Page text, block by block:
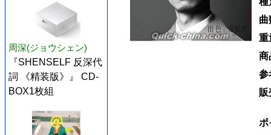
周深(ジョウシェン)
『SHENSELF 反深代
詞 《精装版》』 CD-
BOX1枚組
曲
重
商
参
販
ポ